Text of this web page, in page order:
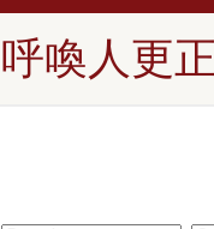
呼喚人更